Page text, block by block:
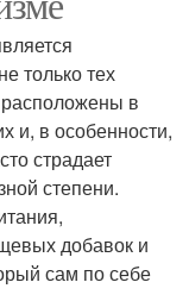
только тех
в
и, в особенности,
страдает
степени.
добавок и
сам по себе